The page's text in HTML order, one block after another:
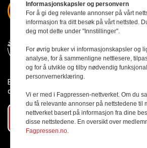
Byggmesteren følger Vær Varsom-
den er nedfelt i Redaktørplakaten.
Abonner på vårt nyhetsbrev
Informasjonskapsler og personvern
For å gi deg relevante annonser på vårt
informasjon fra ditt besøk på vårt nettsted.
deg mot dette under "Innstillinger".
For øvrig bruker vi informasjonskapsler og
analyse, for å sammenligne nettlesere,
og for å utvikle og tilby nødvendig
personvernerklæring.
Vi er med i Fagpressen-nettverket. Om du
du få relevante annonser på nettstedene til
nettverket basert på informasjon fra dine
disse nettstedene. En oversikt over
Fagpressen.no.